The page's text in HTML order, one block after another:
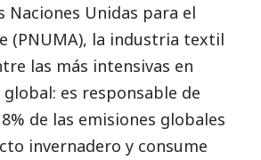
Naciones Unidas para el
(PNUMA), la industria textil
las más intensivas en
es responsable de
de las emisiones globales
invernadero y consume